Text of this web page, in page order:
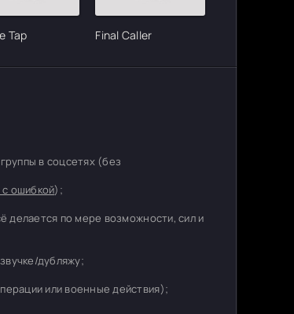
Tap Final Caller
в соцсетях (без
ошибкой);
делается по мере возможности, сил и
дубляжу;
или военные действия);